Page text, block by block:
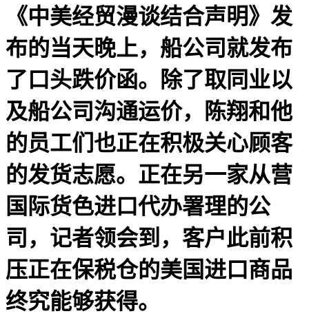
《中美经贸漫谈结合声明》发
布的当天晚上，船公司就发布
了口头跌价函。除了取同业以
及船公司沟通运价，陈翔和他
的员工们也正在积极关心顾客
的发货志愿。正在另一家从营
国际货色进口代办署理的公
司，记者领会到，客户此前积
压正在保税仓的美国进口商品
终究能够获得。